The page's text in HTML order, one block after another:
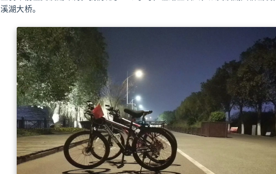
溪湖大桥。